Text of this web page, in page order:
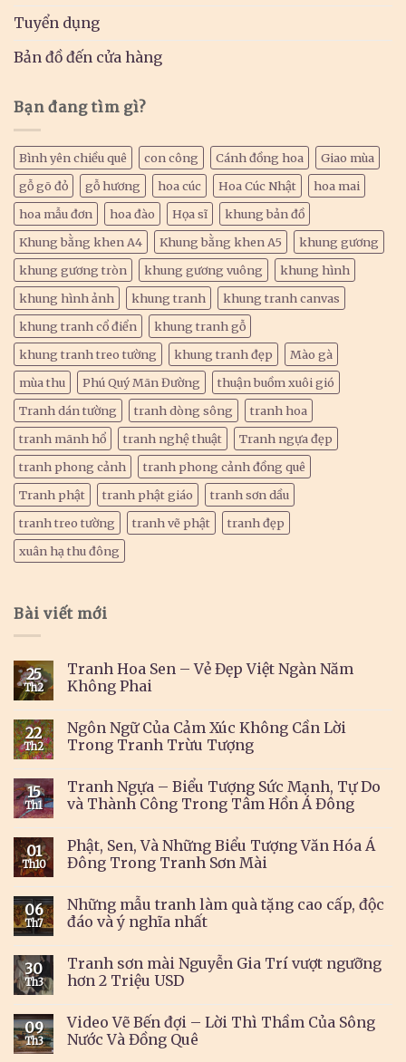
Tuyển dụng
Bản đồ đến cửa hàng
Bạn đang tìm gì?
Bình yên chiều quê con công Cánh đồng hoa
Giao mùa
gỗ gõ đỏ
gỗ hương hoa cúc Hoa Cúc Nhật
hoa mai
hoa mẫu đơn
hoa đào Họa sĩ
khung bản đồ
Khung bằng khen A4
Khung bằng khen A5
khung gương
khung gương tròn
khung gương vuông
khung hình
khung hình ảnh
khung tranh
khung tranh canvas
khung tranh cổ điển
khung tranh gỗ
khung tranh treo tường
khung tranh đẹp
Mào gà
mùa thu
Phú Quý Mãn Đường
thuận buồm xuôi gió
Tranh dán tường
tranh dòng sông
tranh hoa
tranh mãnh hổ
tranh nghệ thuật
Tranh ngựa đẹp
tranh phong cảnh
tranh phong cảnh đồng quê
Tranh phật
tranh phật giáo
tranh sơn dầu
tranh treo tường
tranh vẽ phật
tranh đẹp
xuân hạ thu đông
Bài viết mới
25
Th2
Tranh Hoa Sen – Vẻ Đẹp Việt Ngàn Năm
Không Phai
22
Th2
Ngôn Ngữ Của Cảm Xúc Không Cần Lời
Trong Tranh Trừu Tượng
15
Th1
Tranh Ngựa – Biểu Tượng Sức Mạnh, Tự Do
và Thành Công Trong Tâm Hồn Á Đông
01
Th10
Phật, Sen, Và Những Biểu Tượng Văn Hóa Á
Đông Trong Tranh Sơn Mài
06
Th7
Những mẫu tranh làm quà tặng cao cấp, độc
đáo và ý nghĩa nhất
30
Th3
Tranh sơn mài Nguyễn Gia Trí vượt ngưỡng
hơn 2 Triệu USD
09
Th3
Video Vẽ Bến đợi – Lời Thì Thầm Của Sông
Nước Và Đồng Quê